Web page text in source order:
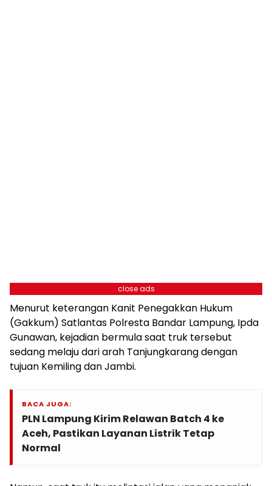
close ads
Menurut keterangan Kanit Penegakkan Hukum
(Gakkum) Satlantas Polresta Bandar Lampung, Ipda
Gunawan, kejadian bermula saat truk tersebut
sedang melaju dari arah Tanjungkarang dengan
tujuan Kemiling dan Jambi.
BACA JUGA:
PLN Lampung Kirim Relawan Batch 4 ke
Aceh, Pastikan Layanan Listrik Tetap
Normal